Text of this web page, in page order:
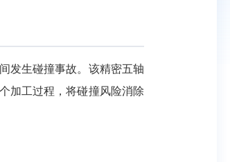
发生碰撞事故。该精密五轴
加工过程，将碰撞风险消除